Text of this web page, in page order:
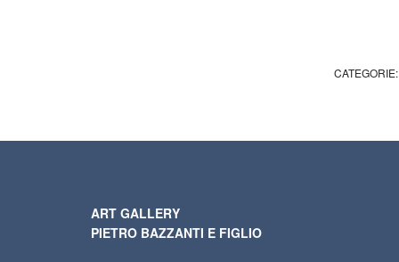
CATEGORIE:
ART GALLERY
PIETRO BAZZANTI E FIGLIO